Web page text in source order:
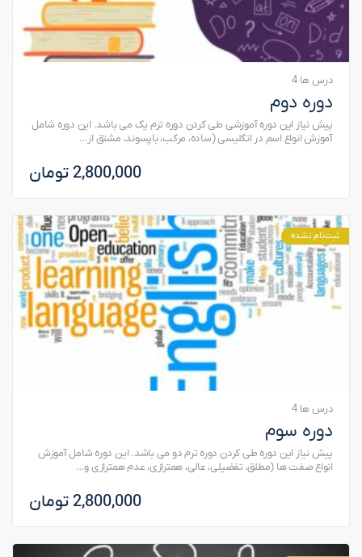
درس ها 4
دوره دوم
پیش نیاز این دوره آموزشی طی کردن دوره ترم یک می باشد. این دوره شامل
آموزش انواع اسم در انگلیسی (ساده، مرکب، باپسوند، مشتق از…
2,800,000 تومان
ثبت‌نام نشده
درس ها 4
دوره سوم
پیش نیاز این دوره طی کردن دوره ترم دو می باشد. این دوره شامل آموزش
انواع صفت ها (مطلق، تفضیلی، عالی، همترازی، عدم همترازی و…
2,800,000 تومان